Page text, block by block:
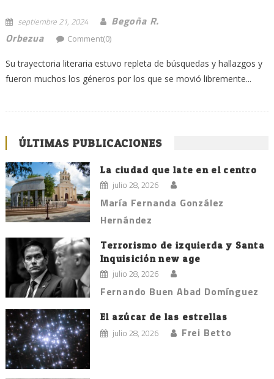
septiembre 21, 2024
Begoña R.
Orbezua
Comment(0)
Su trayectoria literaria estuvo repleta de búsquedas y hallazgos y
fueron muchos los géneros por los que se movió libremente...
ÚLTIMAS PUBLICACIONES
La ciudad que late en el centro
julio 28, 2026
María Fernanda González
Hernández
Terrorismo de izquierda y Santa
Inquisición new age
julio 28, 2026
Fernando Buen Abad Domínguez
El azúcar de las estrellas
julio 28, 2026 Frei Betto